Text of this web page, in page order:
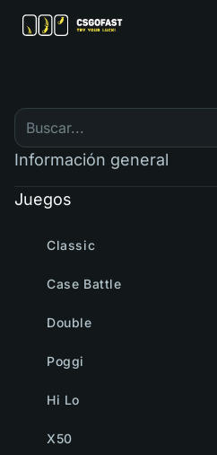
Información general
Juegos
Classic
Case Battle
Double
Poggi
Hi Lo
X50